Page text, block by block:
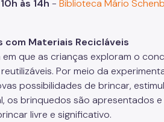
às 14h - Biblioteca Mário
Materiais Recicláveis
que as crianças exploram o
Por meio da
possibilidades de brincar,
os brinquedos são apresentados
livre e significativo.